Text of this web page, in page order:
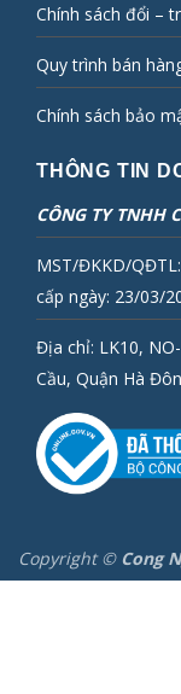
Chính sách đổi –
Quy trình bán
Chính sách bảo
THÔNG TIN
CÔNG TY TNHH
MST/ĐKKD/
cấp ngày: 23/03/
Địa chỉ: LK10,
Cầu, Quận Hà
Copyright © Cong